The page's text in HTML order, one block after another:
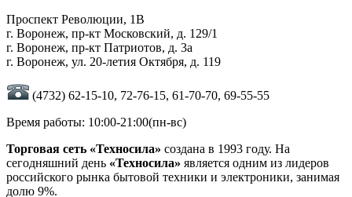
Проспект Революции, 1В
г. Воронеж, пр-кт Московский, д. 129/1
г. Воронеж, пр-кт Патриотов, д. 3а
г. Воронеж, ул. 20-летия Октября, д. 119
(4732) 62-15-10, 72-76-15, 61-70-70, 69-55-55
Время работы: 10:00-21:00(пн-вс)
Торговая сеть «Техносила» создана в 1993 году. На
сегодняшний день «Техносила» является одним из лидеров
российского рынка бытовой техники и электроники, занимая
долю 9%.